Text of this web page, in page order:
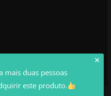
✕
mais duas pessoas
este produto.